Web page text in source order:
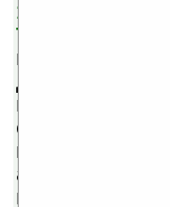
11 Languages
Translator v3.5
многоязычный
делового
путешествий,
смартфонов и
компьютеров,
английского на